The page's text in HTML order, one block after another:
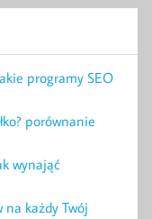
programy SEO
porównanie
wynająć
na każdy Twój